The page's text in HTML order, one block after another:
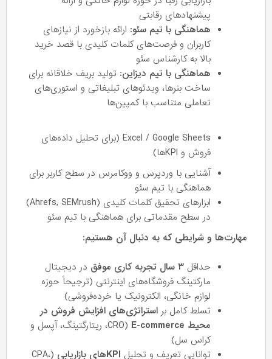
پیشنهادهای رقابتی
هماهنگی با تیم سئو: ارائه بازخورد از نیازهای
کاربران و فرصت‌های کلمات کلیدی با قصد خرید
بالا به کارشناس سئو
هماهنگی با تیم دیزاین: تولید بریف خلاقانه برای
ساخت بنرها، ویدئوهای تبلیغاتی و استوری‌های
تعاملی متناسب با کمپین‌ها
Excel / Google Sheets (برای تحلیل داده‌های
فروش و KPIها)
آشنایی با وردپرس و ووکامرس در سطح کاربر برای
هماهنگی با تیم سئو
ابزارهای تحقیق کلمات کلیدی (Ahrefs, SEMrush)
در سطح مقدماتی برای هماهنگی با تیم سئو
مهارت‌ها و شرایطی که به دنبال آن هستیم:
حداقل ۳ سال تجربه کاری موفق
در دیجیتال
مارکتینگ فروشگاه‌های اینترنتی (ترجیحاً حوزه
لوازم خانگی، الکترونیک یا خرده‌فروشی)
تسلط کامل بر استراتژی‌های افزایش فروش در
محیط E-commerce
(CRO، ریتارگتینگ، آپسل و
کراس سل)
توانایی تعریف و تحلیل KPIهای بازاریابی (CPA،